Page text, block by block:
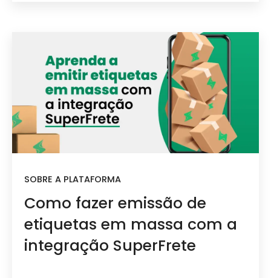
SOBRE A PLATAFORMA
Como fazer emissão de
etiquetas em massa com a
integração SuperFrete